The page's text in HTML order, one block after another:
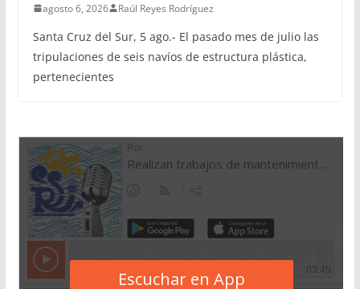
agosto 6, 2026 Raúl Reyes Rodríguez
Santa Cruz del Sur, 5 ago.- El pasado mes de julio las
tripulaciones de seis navíos de estructura plástica,
pertenecientes